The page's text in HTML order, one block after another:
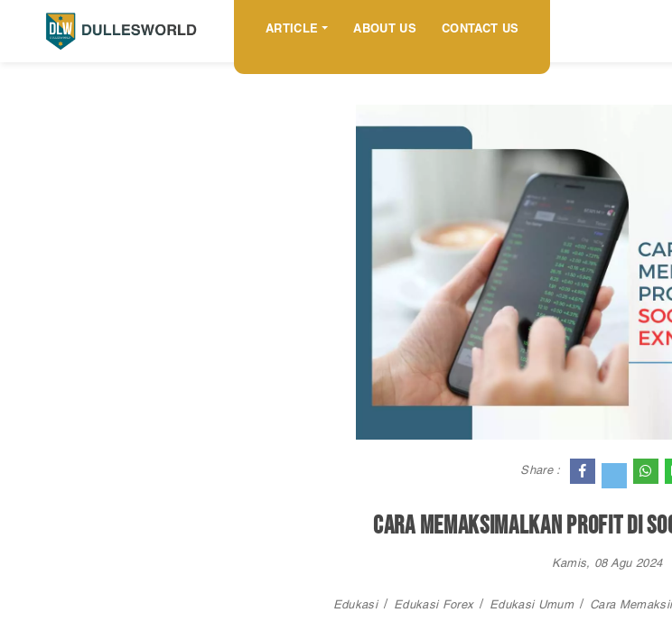
ARTICLE ABOUT US CONTACT US
Share :
Cara Memaksimalkan Profit di
Kamis, 08 Agu 2024
Edukasi Edukasi Forex Edukasi Umum Cara